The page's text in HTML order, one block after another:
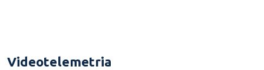
Videotelemetria